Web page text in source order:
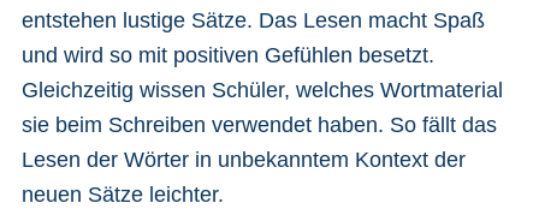
entstehen lustige Sätze. Das Lesen macht Spaß
und wird so mit positiven Gefühlen besetzt.
Gleichzeitig wissen Schüler, welches Wortmaterial
sie beim Schreiben verwendet haben. So fällt das
Lesen der Wörter in unbekanntem Kontext der
neuen Sätze leichter.